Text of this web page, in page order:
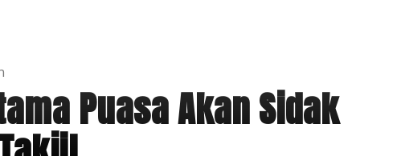
Puasa Akan Sidak